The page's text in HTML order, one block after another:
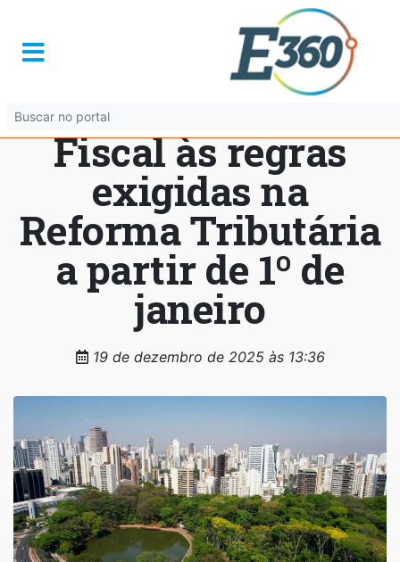
Prefeitura de
Goiânia ajusta
padrão da Nota
Fiscal às regras
exigidas na
Reforma Tributária
a partir de 1º de
janeiro
19 de dezembro de 2025 às 13:36